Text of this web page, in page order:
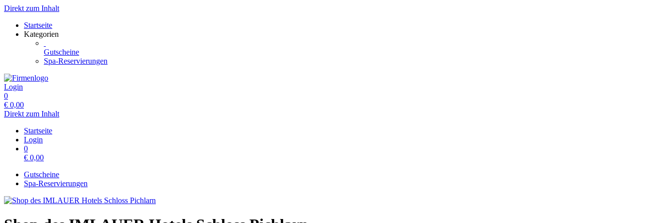
Direkt zum Inhalt
Startseite
Kategorien
Gutscheine
Spa-Reservierungen
Login
0
€ 0,00
Direkt zum Inhalt
Startseite
Login
0
€ 0,00
Gutscheine
Spa-Reservierungen